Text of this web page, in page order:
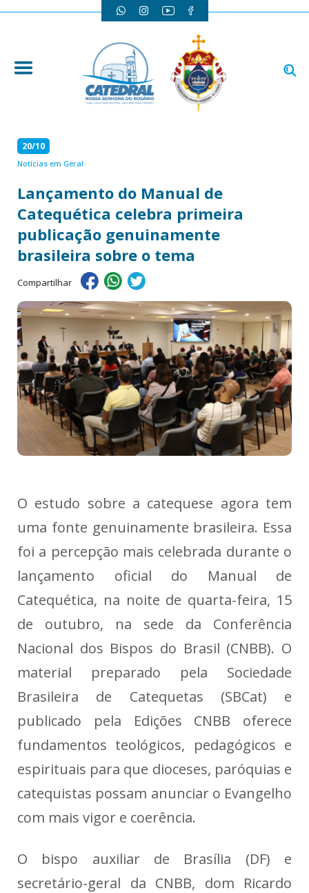
20/10
Notícias em Geral
Lançamento do Manual de
Catequética celebra primeira
publicação genuinamente
brasileira sobre o tema
Compartilhar
O estudo sobre a catequese agora tem
uma fonte genuinamente brasileira. Essa
foi a percepção mais celebrada durante o
lançamento oficial do Manual de
Catequética, na noite de quarta-feira, 15
de outubro, na sede da Conferência
Nacional dos Bispos do Brasil (CNBB). O
material preparado pela Sociedade
Brasileira de Catequetas (SBCat) e
publicado pela Edições CNBB oferece
fundamentos teológicos, pedagógicos e
espirituais para que dioceses, paróquias e
catequistas possam anunciar o Evangelho
com mais vigor e coerência.
O bispo auxiliar de Brasília (DF) e
secretário-geral da CNBB, dom Ricardo